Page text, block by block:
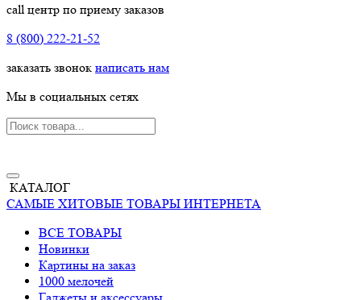
call центр по приему заказов
8 (800) 222-21-52
заказать звонок написать нам
Мы в социальных сетях
КАТАЛОГ
САМЫЕ ХИТОВЫЕ ТОВАРЫ ИНТЕРНЕТА
ВСЕ ТОВАРЫ
Новинки
Картины на заказ
1000 мелочей